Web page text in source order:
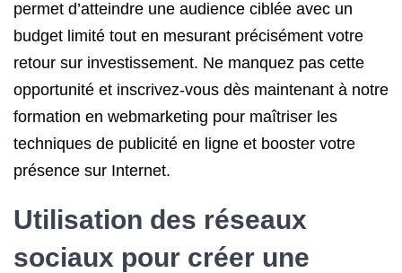
permet d’atteindre une audience ciblée avec un
budget limité tout en mesurant précisément votre
retour sur investissement. Ne manquez pas cette
opportunité et inscrivez-vous dès maintenant à notre
formation en webmarketing pour maîtriser les
techniques de publicité en ligne et booster votre
présence sur Internet.
Utilisation des réseaux
sociaux pour créer une